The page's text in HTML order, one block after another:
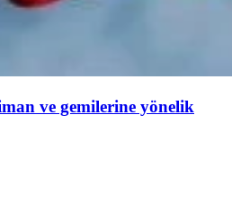
ve gemilerine yönelik